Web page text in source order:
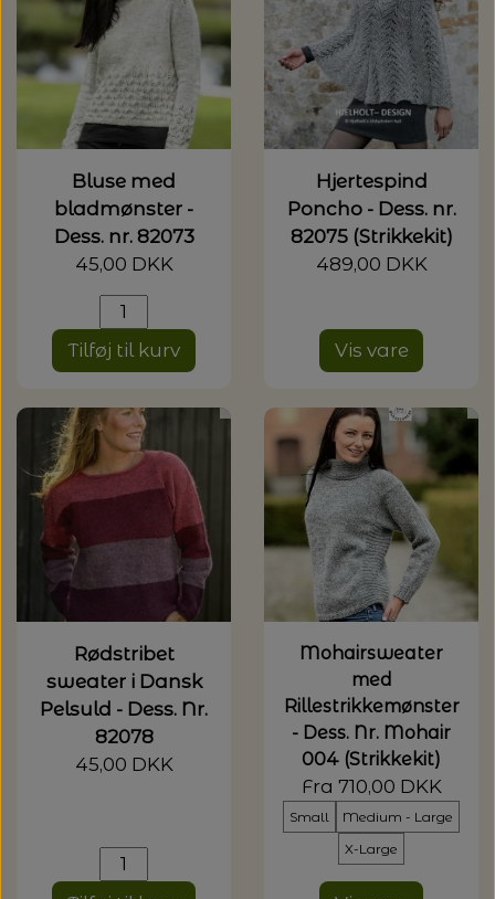
Bluse med
bladmønster -
Dess. nr. 82073
45,00 DKK
Tilføj til kurv
Hjertespind
Poncho - Dess. nr.
82075 (Strikkekit)
489,00 DKK
Vis vare
Rødstribet
sweater i Dansk
Pelsuld - Dess. Nr.
82078
45,00 DKK
Mohairsweater
med
Rillestrikkemønster
- Dess. Nr. Mohair
004 (Strikkekit)
Fra 710,00 DKK
Small
Medium - Large
X-Large